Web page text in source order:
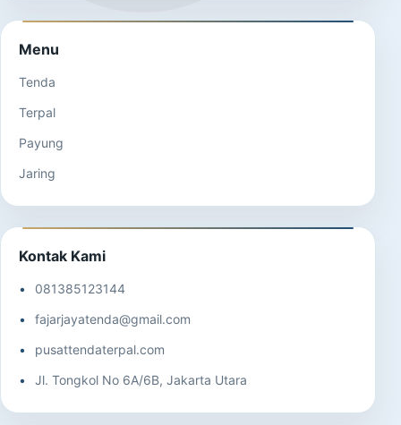
Menu
Tenda
Terpal
Payung
Jaring
Kontak Kami
081385123144
fajarjayatenda@gmail.com
pusattendaterpal.com
Jl. Tongkol No 6A/6B, Jakarta Utara